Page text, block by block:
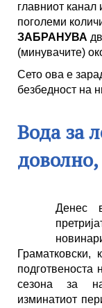
главниот канал
поголеми
ЗАБРАНУВА
(минувачите)
Сето ова е
безбедност на
Вода за
Денес
Граматковски,
подготвеноста
сезона за
изминатиот